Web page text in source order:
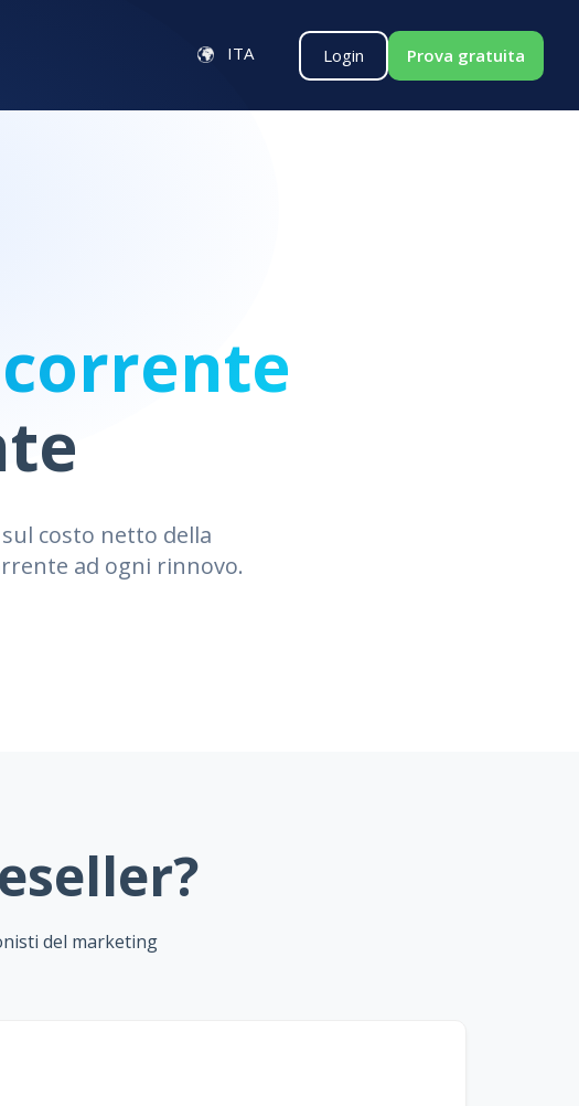
ITA Login Prova gratuita
costo netto della
ad ogni rinnovo.
del marketing